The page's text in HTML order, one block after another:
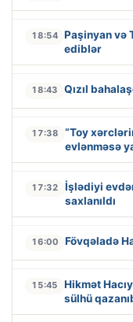
18:54 Paşinyan və
ediblər
18:43 Qızıl
17:38
“Toy
evlənməsə
17:32
İşlədiyi
saxlanıldı
16:00 Fövqəladə
15:45
Hikmət
sülhü